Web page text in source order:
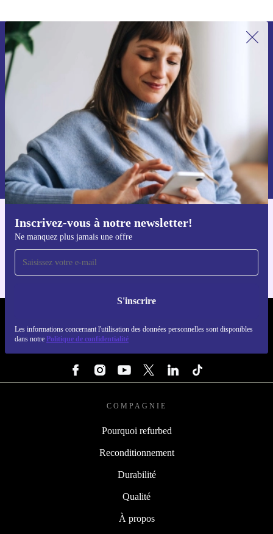
Inscrivez-vous à notre newsletter!
Ne manquez plus jamais une offre
S'inscrire
Les informations concernant l'utilisation des données personnelles sont disponibles
dans notre Politique de confidentialité
Recevoir offres et infos de refurbed
par mail
Ne manquez plus aucune offre.
S'inscrire
Retrouvez les informations sur l'utilisation des données personnelles
dans notre
politique de confidentialité.
Téléchargez l'application refurbed
Pour iOS et Android
COMPAGNIE
Pourquoi refurbed
Reconditionnement
Durabilité
Qualité
À propos